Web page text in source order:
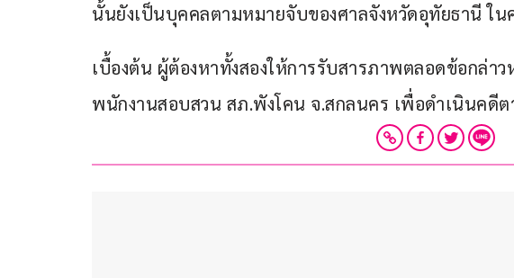
นั้นยังเป็นบุคคลตามหมายจับของศาลจังหวัดอุทัยธานี ใ
เบื้องต้น ผู้ต้องหาทั้งสองให้การรับสารภาพตลอดข้อกล่า
พนักงานสอบสวน สภ.พังโคน จ.สกลนคร เพื่อดำเนินคดี